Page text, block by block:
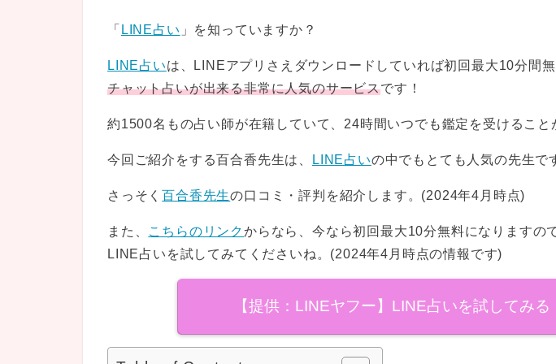
「 LINE占い 」を知っていますか？
LINE占いは、LINEアプリさえダウンロードしていれば初回最大10分間
チャット占いが出来る非常に人気のサービスです！
約1500名もの占い師が在籍していて、24時間いつでも鑑定を受けること
今回ご紹介をする百合香先生は、 LINE占いの中でもとても人気の先生で
さっそく百合香先生の口コミ・評判を紹介します。(2024年4月時点)
また、 こちらのリンクからなら、今なら初回最大10分無料になりますの
LINE占いを試してみてくださいね。(2024年4月時点の情報です)
【提供：LINEヤフー】LINE占いを試してみる